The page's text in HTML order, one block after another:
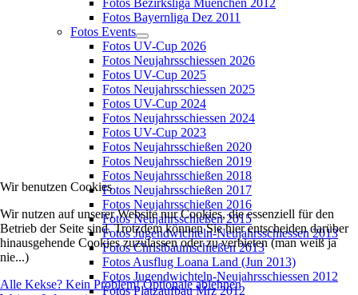
Fotos Bezirksliga Muenchen 2012
Fotos Bayernliga Dez 2011
Fotos Events
Fotos UV-Cup 2026
Fotos Neujahrsschiessen 2026
Fotos UV-Cup 2025
Fotos Neujahrsschiessen 2025
Fotos UV-Cup 2024
Fotos Neujahrsschiessen 2024
Fotos UV-Cup 2023
Fotos Neujahrsschießen 2020
Fotos Neujahrsschießen 2019
Fotos Neujahrsschießen 2018
Fotos Neujahrsschießen 2017
Fotos Neujahrsschießen 2016
Fotos Neujahrsschießen 2015
Fotos Jugendwichteln-Neujahrsschiessen 2013
Fotos Christbaumschießen 2013
Fotos Ausflug Loana Land (Jun 2013)
Fotos Jugendwichteln-Neujahrsschiessen 2012
Fotos Platzaufbau Mrz 2012
Wir benutzen Cookies
Wir nutzen auf unserer Website nur Cookies, die essenziell für den
Betrieb der Seite sind. Trotzdem können Sie hier entscheiden darüber
hinausgehende Cookies zuzulassen oder zu verbieten (man weiß ja
nie...)
Alle Kekse? Kein Problem! Optionale ablehnen